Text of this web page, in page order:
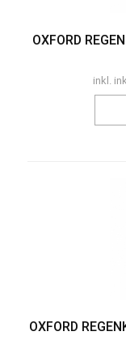
OXFORD
inkl.
OXFORD